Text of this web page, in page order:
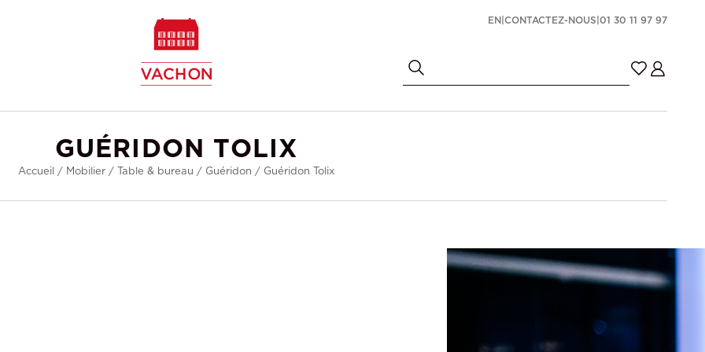
EN CONTACTEZ-NOUS 01 30 11 97 97
GUÉRIDON TOLIX
Accueil / Mobilier / Table & bureau / Guéridon / Guéridon Tolix